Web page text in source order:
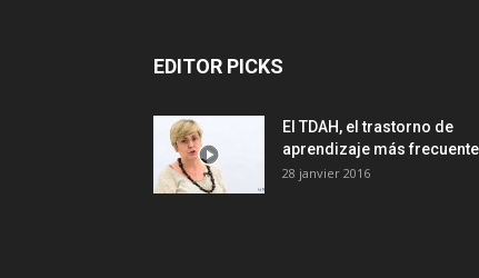
EDITOR PICKS
El TDAH, el trastorno de
aprendizaje más frecuente
28 janvier 2016